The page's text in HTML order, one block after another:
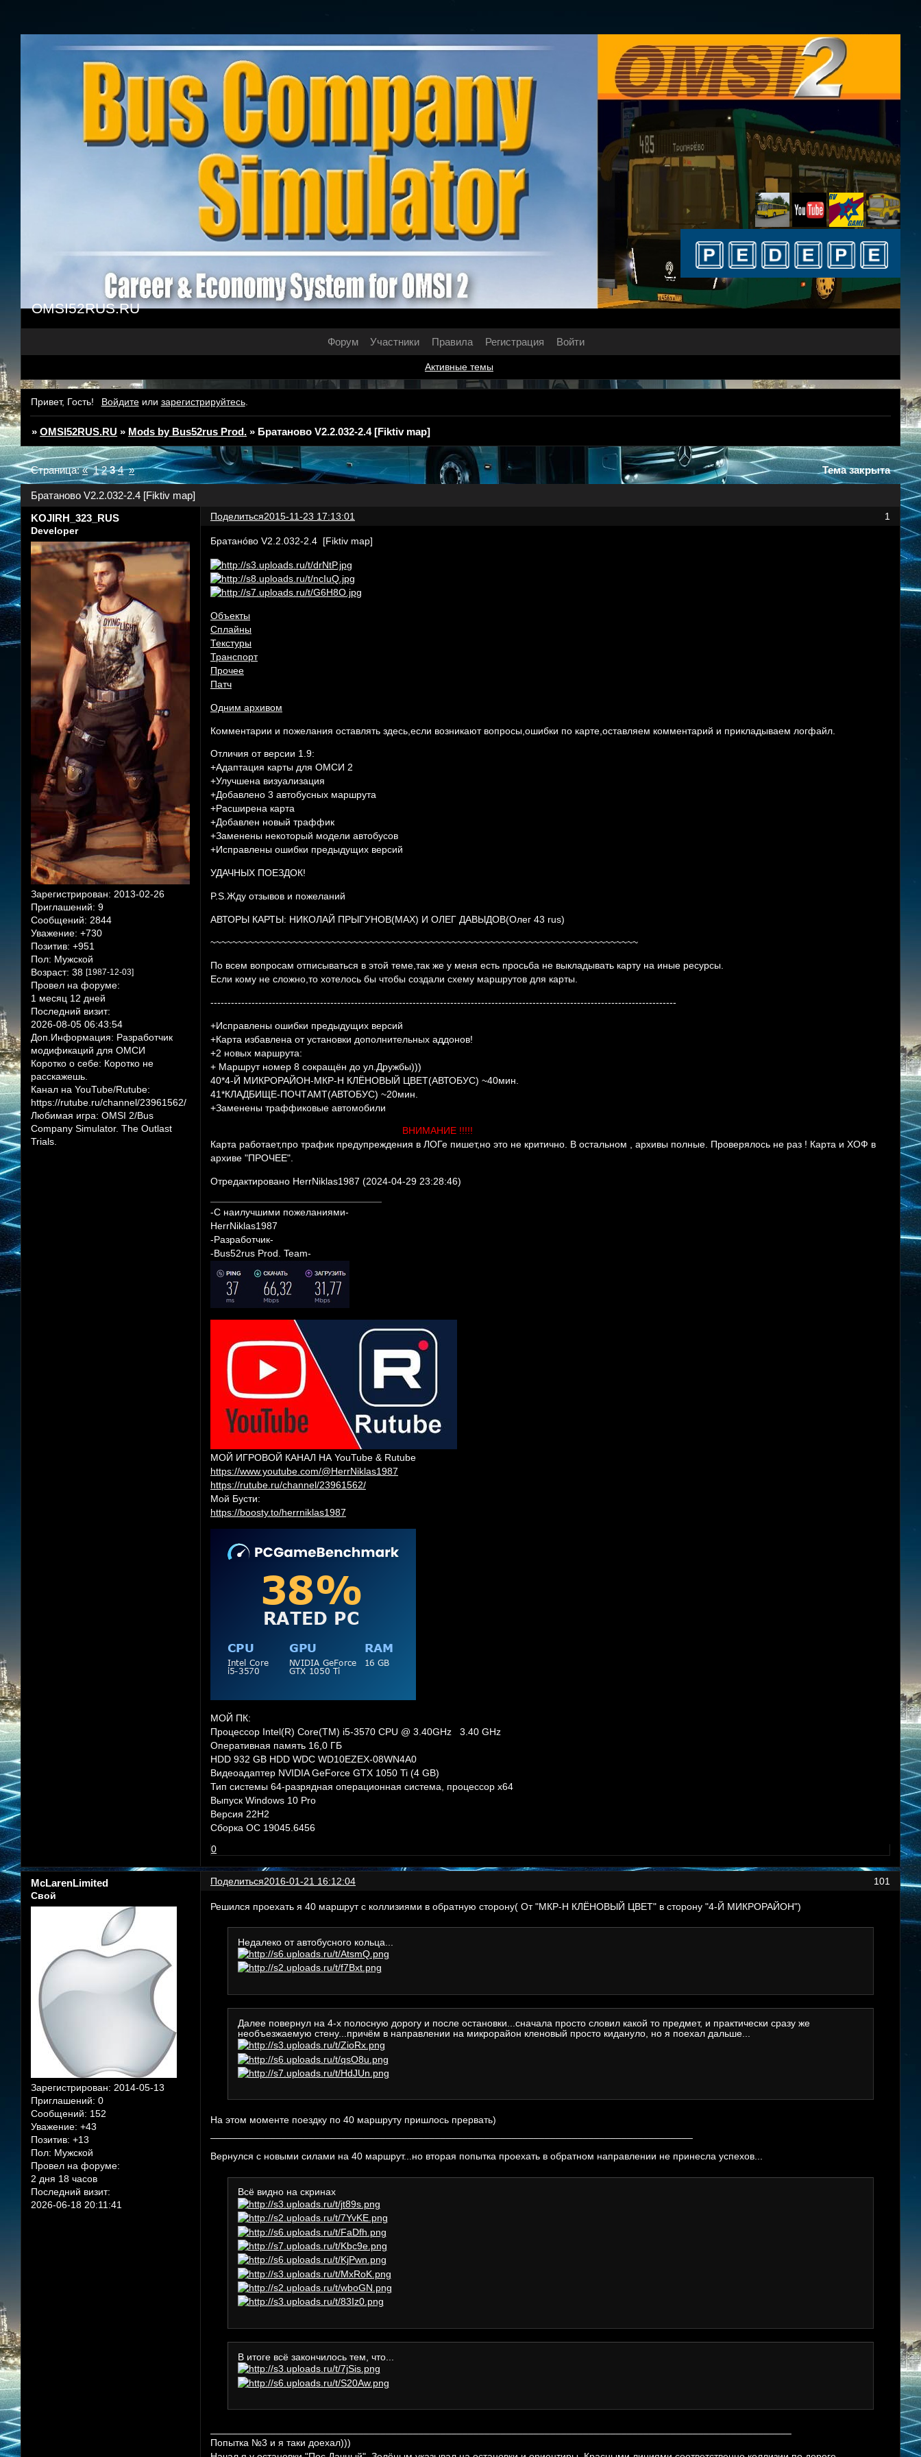
OMSI52RUS.RU
Форум Участники Правила Регистрация Войти
Активные темы
Привет, Гость! Войдитеили зарегистрируйтесь.
»OMSI52RUS.RU » Mods by Bus52rus Prod. » Братаново V2.2.032-2.4 [Fiktiv map]
Братаново V2.2.032-2.4 [Fiktiv map]
Страница:« 1 2 3 4 » Тема закрыта
Поделиться 1
2015-11-23 17:13:01
KOJIRH_323_RUS
Developer
Зарегистрирован: 2013-02-26
Приглашений: 9
Сообщений: 2844
Уважение: +730
Позитив: +951
Пол: Мужской
Возраст: 38 [1987-12-03]
Провел на форуме:
1 месяц 12 дней
Последний визит:
2026-08-05 06:43:54
Доп.Информация: Разработчик
модификаций для ОМСИ
Коротко о себе: Коротко не
расскажешь.
Канал на YouTube/Rutube:
https://rutube.ru/channel/23961562/
Любимая игра: OMSI 2/Bus
Company Simulator. The Outlast
Trials.
Братанóво V2.2.032-2.4 [Fiktiv map]
Объекты
Сплайны
Текстуры
Транспорт
Прочее
Патч
Одним архивом
Комментарии и пожелания оставлять здесь,если возникают вопросы,ошибки по карте,оставляем комментарий и прикладываем логфайл.
Отличия от версии 1.9:
+Адаптация карты для ОМСИ 2
+Улучшена визуализация
+Добавлено 3 автобусных маршрута
+Расширена карта
+Добавлен новый траффик
+Заменены некоторый модели автобусов
+Исправлены ошибки предыдущих версий
УДАЧНЫХ ПОЕЗДОК!
P.S.Жду отзывов и пожеланий
АВТОРЫ КАРТЫ: НИКОЛАЙ ПРЫГУНОВ(MAX) И ОЛЕГ ДАВЫДОВ(Олег 43 rus)
~~~~~~~~~~~~~~~~~~~~~~~~~~~~~~~~~~~~~~~~~~~~~~~~~~~~~~~~~~~~~~~~~~~~~~~~~~~~~~
По всем вопросам отписываться в этой теме,так же у меня есть просьба не выкладывать карту на иные ресурсы.
Если кому не сложно,то хотелось бы чтобы создали схему маршрутов для карты.
----------------------------------------------------------------------------------------------------------------------------------------
+Исправлены ошибки предыдущих версий
+Карта избавлена от установки дополнительных аддонов!
+2 новых маршрута:
+ Маршрут номер 8 сокращён до ул.Дружбы)))
40*4-Й МИКРОРАЙОН-МКР-Н КЛЁНОВЫЙ ЦВЕТ(АВТОБУС) ~40мин.
41*КЛАДБИЩЕ-ПОЧТАМТ(АВТОБУС) ~20мин.
+Заменены траффиковые автомобили
ВНИМАНИЕ !!!!!
Карта работает,про трафик предупреждения в ЛОГе пишет,но это не критично. В остальном , архивы полные. Проверялось не раз ! Карта и ХОФ в
архиве "ПРОЧЕЕ".
Отредактировано HerrNiklas1987 (2024-04-29 23:28:46)
-С наилучшими пожеланиями-
HerrNiklas1987
-Разработчик-
-Bus52rus Prod. Team-
МОЙ ИГРОВОЙ КАНАЛ НА YouTube & Rutube
https://www.youtube.com/@HerrNiklas1987
https://rutube.ru/channel/23961562/
Мой Бусти:
https://boosty.to/herrniklas1987
МОЙ ПК:
Процессор Intel(R) Core(TM) i5-3570 CPU @ 3.40GHz 3.40 GHz
Оперативная память 16,0 ГБ
HDD 932 GB HDD WDC WD10EZEX-08WN4A0
Видеоадаптер NVIDIA GeForce GTX 1050 Ti (4 GB)
Тип системы 64-разрядная операционная система, процессор x64
Выпуск Windows 10 Pro
Версия 22H2
Сборка ОС 19045.6456
0
Поделиться 101
2016-01-21 16:12:04
McLarenLimited
Свой
Зарегистрирован: 2014-05-13
Приглашений: 0
Сообщений: 152
Уважение: +43
Позитив: +13
Пол: Мужской
Провел на форуме:
2 дня 18 часов
Последний визит:
2026-06-18 20:11:41
Решился проехать я 40 маршрут с коллизиями в обратную сторону( От "МКР-Н КЛЁНОВЫЙ ЦВЕТ" в сторону "4-Й МИКРОРАЙОН")
Недалеко от автобусного кольца...
Далее повернул на 4-х полосную дорогу и после остановки...сначала просто словил какой то предмет, и практически сразу же
необъезжаемую стену...причём в направлении на микрорайон кленовый просто кидануло, но я поехал дальше...
На этом моменте поездку по 40 маршруту пришлось прервать)
Вернулся с новыми силами на 40 маршрут...но вторая попытка проехать в обратном направлении не принесла успехов...
Всё видно на скринах
В итоге всё закончилось тем, что...
Попытка №3 и я таки доехал)))